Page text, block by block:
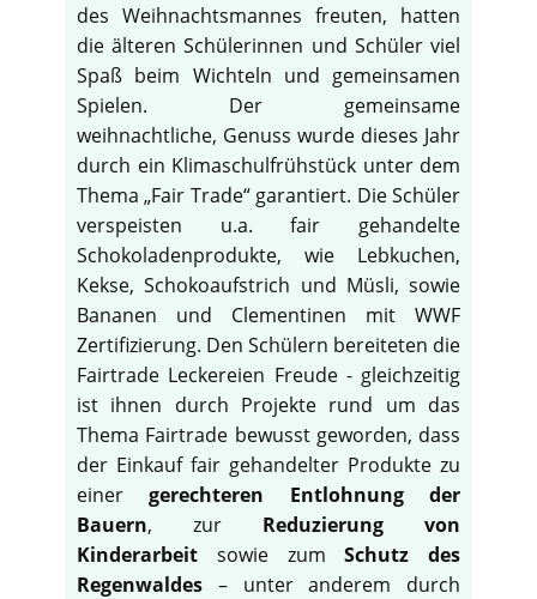
des Weihnachtsmannes freuten, hatten
die älteren Schülerinnen und Schüler viel
Spaß beim Wichteln und gemeinsamen
Spielen. Der gemeinsame
weihnachtliche, Genuss wurde dieses Jahr
durch ein Klimaschulfrühstück unter dem
Thema „Fair Trade“ garantiert. Die Schüler
verspeisten u.a. fair gehandelte
Schokoladenprodukte, wie Lebkuchen,
Kekse, Schokoaufstrich und Müsli, sowie
Bananen und Clementinen mit WWF
Zertifizierung. Den Schülern bereiteten die
Fairtrade Leckereien Freude - gleichzeitig
ist ihnen durch Projekte rund um das
Thema Fairtrade bewusst geworden, dass
der Einkauf fair gehandelter Produkte zu
einergerechteren Entlohnung der
Bauern, zur Reduzierung von
Kinderarbeit sowie zumSchutz des
Regenwaldes – unter anderem durch